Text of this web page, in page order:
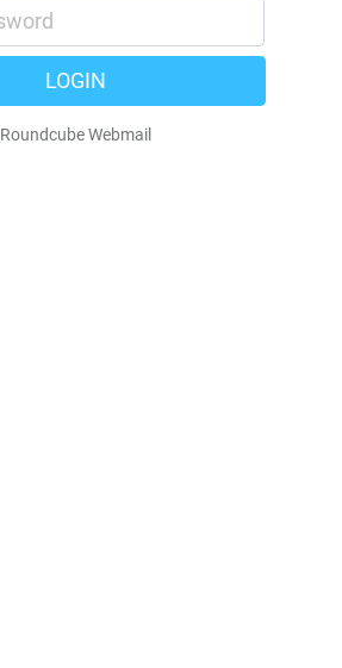
LOGIN
Roundcube Webmail